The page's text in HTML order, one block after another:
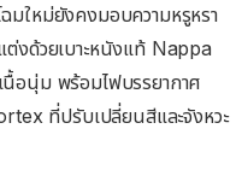
มใหม่ยังคงมอบความหรูหรา
ต่งด้วยเบาะหนังแท้ Nappa
นื้อนุ่ม พร้อมไฟบรรยากาศ
ที่ปรับเปลี่ยนสีและจังหวะ